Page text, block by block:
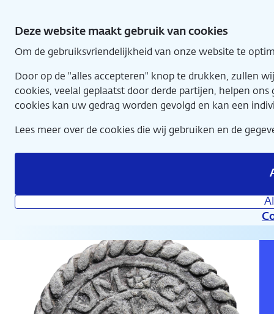
hoofdinhoud
Deze website maakt gebruik van cookies
Om de gebruiksvriendelijkheid van onze website te
Door op de "alles accepteren" knop te drukken, zullen
cookies, veelal geplaatst door derde partijen, helpen
cookies kan uw gedrag worden gevolgd en kan een
Lees meer over de cookies die wij gebruiken en de